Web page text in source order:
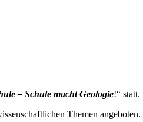
– Schule macht Geologie!“ statt.
Themen